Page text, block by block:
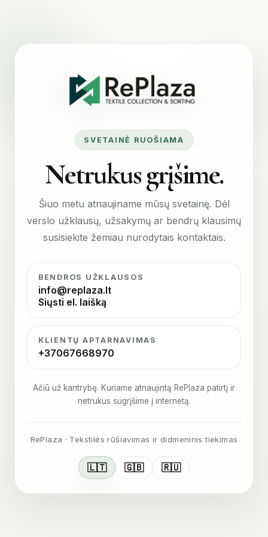
SVETAINĖ RUOŠIAMA
Netrukus grįšime.
Šiuo metu atnaujiname mūsų svetainę. Dėl
verslo užklausų, užsakymų ar bendrų klausimų
susisiekite žemiau nurodytais kontaktais.
BENDROS UŽKLAUSOS
info@replaza.lt
Siųsti el. laišką
KLIENTŲ APTARNAVIMAS
+37067668970
Ačiū už kantrybę. Kuriame atnaujintą RePlaza patirtį ir
netrukus sugrįšime į internetą.
RePlaza · Tekstilės rūšiavimas ir didmeninis tiekimas
🇱🇹 🇬🇧 🇷🇺